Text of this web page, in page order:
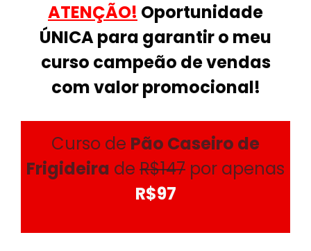
ATENÇÃO! Oportunidade
ÚNICA para garantir o meu
curso campeão de vendas
com valor promocional!
Curso de Pão Caseiro de
Frigideira de R$147 por apenas
R$97